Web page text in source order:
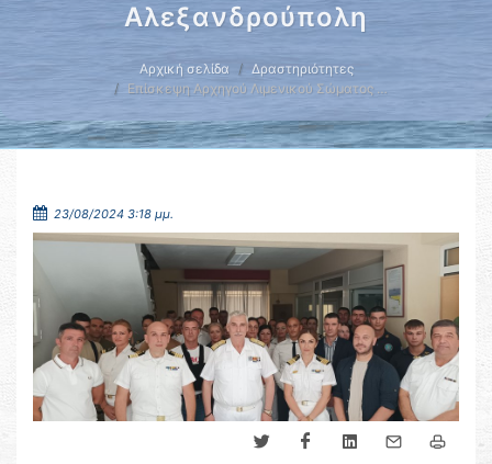
Αλεξανδρούπολη
Αρχική σελίδα
Δραστηριότητες
Επίσκεψη Αρχηγού Λιμενικού Σώματος …
23/08/2024 3:18 μμ.